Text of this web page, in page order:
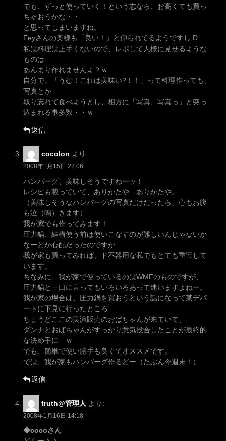
でも、ずっと使っていく！という志なら、お高くても買っ
ちゃおうかな・・
と思ってしまいますね。
Feyさんの奥様も「良い！」と仰られてるようですし:D
私は料理は上手くないので、レポして人様に見せるような
ものは
あんまり作れませんよ？ｗ
自分で、「うむ！これは美味い?！！」って料理作っても、
写真とか
取り忘れて食べようとし、相方に「写真、写真っ」と突っ
込まれる事多数・・ｗ
返信
cocolon より:
2008年1月15日 22:06
ハンバーグ、美味しそうですねーッ！
レシピも載っていて、ありがたや ありがたや。
（美味しそうなハンバーグの写真だけだったら、心もお腹
も泣（鳴）きます）
我が家でも作ってみます！
圧力鍋、結構使う前は使いこなすのが難しいんじゃないか
なーとか心配だったのですが
我が家も買ってみれば、ド不器用な私でもとても重宝して
います。
ちなみに、我が家で使っているのはWMFのものですが、
圧力鍋と一口に言ってもいろいろあって迷いますよねー。
我が家の場合は、圧力鍋を買おうという話になって某デパ
ートに下見に行ったところ
ちょうどここの実演販売のおばちゃんが来ていて、
ダンナとおばちゃんがすっかり意気投合したことが最終的
な決め手に ｗ
でも、簡単で使い勝手も良くてオススメです。
では、我が家もハンバーグ作るどー（たぶん今週末！）
返信
truth@管理人 より:
2008年1月16日 14:18
◆cocoさん